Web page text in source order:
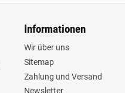
Informationen
Wir über uns
Sitemap
Zahlung und Versand
Newsletter